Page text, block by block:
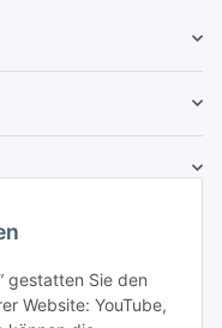
gestatten Sie den
Website: YouTube,